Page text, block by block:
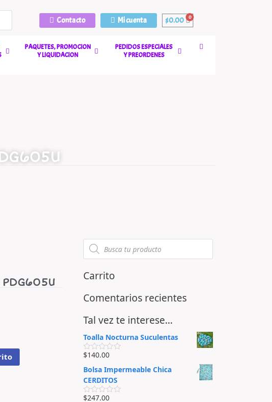
Contacto Mi cuenta $0.00
PAQUETES, PROMOCION
Y LIQUIDACION
PEDIDOS ESPECIALES
Y PREORDENES
Carrito
Comentarios recientes
Tal vez te interese…
Toalla Nocturna Suculentas
V
l
o
r
a
d
$140.00
Bolsa Impermeable Chica
CERDITOS
V
$247.00